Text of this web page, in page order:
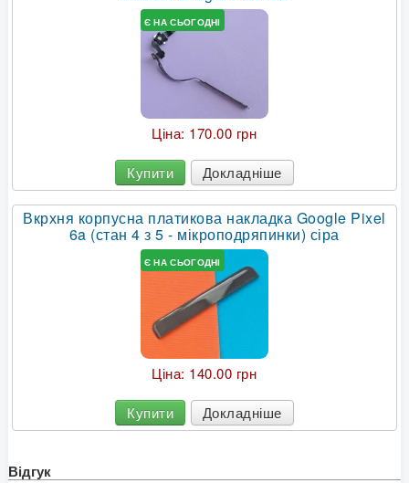
Є НА СЬОГОДНІ
Ціна: 170.00 грн
Купити Докладніше
Вкрхня корпусна платикова накладка Google Pixel
6a (стан 4 з 5 - мікроподряпинки) сіра
Є НА СЬОГОДНІ
Ціна: 140.00 грн
Купити Докладніше
Відгук